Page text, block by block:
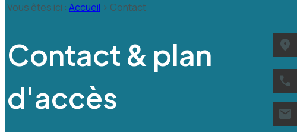
Vous êtes ici : Accueil > Contact
Contact & plan
d'accès
place
phone
email